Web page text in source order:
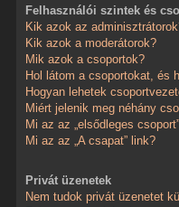
Felhasználói szintek és
Kik azok az
Kik azok a moderátorok?
Mik azok a csoportok?
Hol látom a csoportokat, és
Hogyan lehetek
Miért jelenik meg néhány
Mi az az „elsődleges
Mi az az „A csapat” link?
Privát üzenetek
Nem tudok privát üzenetet